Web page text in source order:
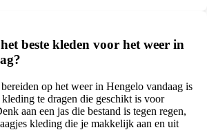
beste kleden voor het weer in
op het weer in Hengelo vandaag is
kleding te dragen die geschikt is voor
aan een jas die bestand is tegen regen,
kleding die je makkelijk aan en uit